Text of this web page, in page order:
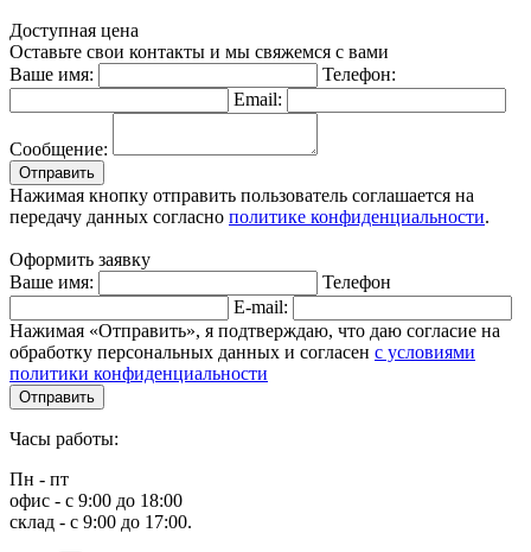
Доступная цена
Оставьте свои контакты и мы свяжемся с вами
Ваше имя:
Телефон:
Email:
Сообщение:
Отправить
Нажимая кнопку отправить пользователь соглашается на
передачу данных согласно политике конфиденциальности.
Оформить заявку
Ваше имя:
Телефон
E-mail:
Нажимая «Отправить», я подтверждаю, что даю согласие на
обработку персональных данных и согласен с условиями
политики конфиденциальности
Отправить
Часы работы:
Пн - пт
офис - с 9:00 до 18:00
склад - с 9:00 до 17:00.